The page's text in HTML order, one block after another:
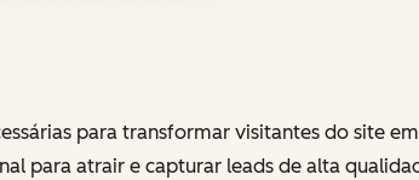
para transformar visitantes do site
para atrair e capturar leads de alta